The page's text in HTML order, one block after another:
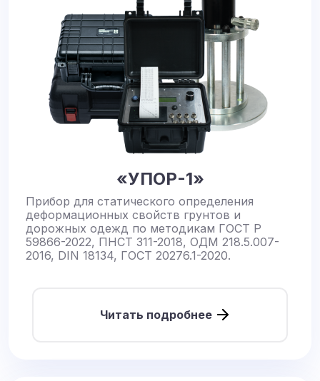
«УПОР-1»
Прибор для статического определения
деформационных свойств грунтов и
дорожных одежд по методикам ГОСТ Р
59866-2022, ПНСТ 311-2018, ОДМ 218.5.007-
2016, DIN 18134, ГОСТ 20276.1-2020.
Читать подробнее